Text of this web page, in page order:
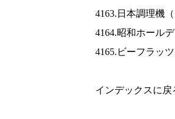
4163.日本調理機（
4164.昭和ホール
4165.ビーフラッ
インデックスに戻